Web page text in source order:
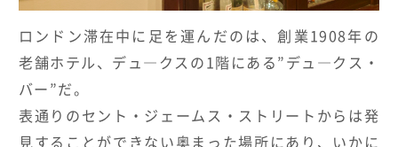
ロンドン滞在中に足を運んだのは、創業 1908年の
老舗ホテル、デュ ― クスの 1 階にある ” デュ ― クス・
バー ”だ。
表通りのセント・ジェームス・ストリートからは発
見することができない奥まった場所にあり、いかに